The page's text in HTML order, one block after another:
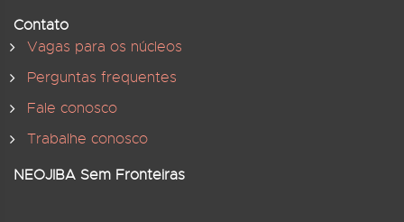
Contato
Vagas para os núcleos
Perguntas frequentes
Fale conosco
Trabalhe conosco
NEOJIBA Sem Fronteiras